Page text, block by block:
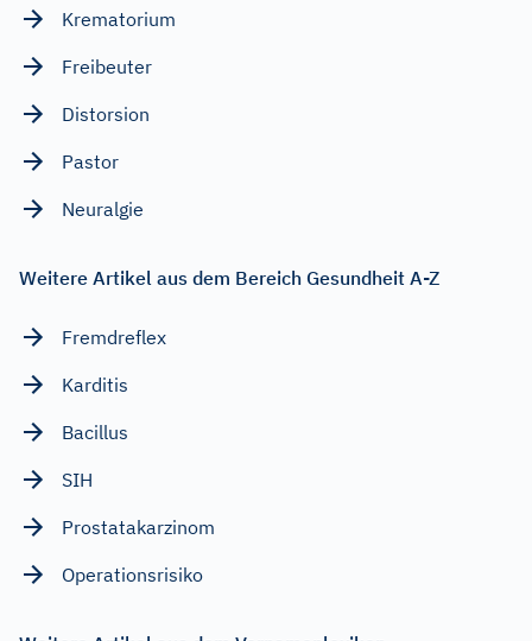
Krematorium
Freibeuter
Distorsion
Pastor
Neuralgie
Weitere Artikel aus dem Bereich Gesundheit A-Z
Fremdreflex
Karditis
Bacillus
SIH
Prostatakarzinom
Operationsrisiko